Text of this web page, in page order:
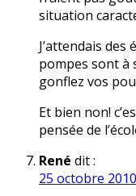
situation
J’attendais
pompes sont à
gonflez vos
Et bien non!
pensée de
René dit :
25 octobre